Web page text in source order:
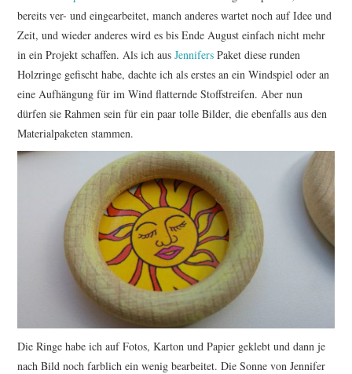
bereits ver- und eingearbeitet, manch anderes wartet noch auf Idee und
Zeit, und wieder anderes wird es bis Ende August einfach nicht mehr
in ein Projekt schaffen. Als ich ausJennifersPaket diese runden
Holzringe gefischt habe, dachte ich als erstes an ein Windspiel oder an
eine Aufhängung für im Wind flatternde Stoffstreifen. Aber nun
dürfen sie Rahmen sein für ein paar tolle Bilder, die ebenfalls aus den
Materialpaketen stammen.
Die Ringe habe ich auf Fotos, Karton und Papier geklebt und dann je
nach Bild noch farblich ein wenig bearbeitet. Die Sonne von Jennifer